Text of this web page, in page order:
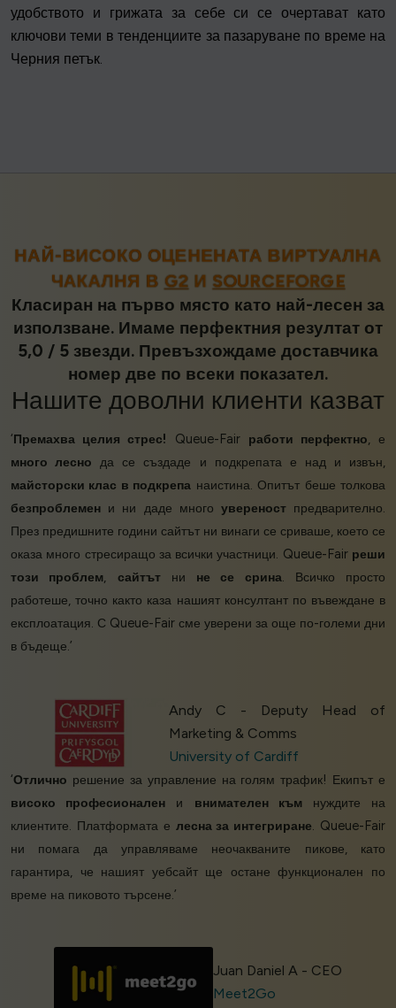
удобството и грижата за себе си се очертават като
ключови теми в тенденциите за пазаруване по време на
Черния петък.
НАЙ-ВИСОКО ОЦЕНЕНАТА ВИРТУАЛНА
ЧАКАЛНЯ В G2 И SOURCEFORGE
Класиран на първо място като най-лесен за
използване. Имаме перфектния резултат от
5,0 / 5 звезди. Превъзхождаме доставчика
номер две по всеки показател.
Нашите доволни клиенти казват
‘Премахва целия стрес! Queue-Fair работи перфектно, е
много лесно да се създаде и подкрепата е над и извън,
майсторски клас в подкрепа наистина. Опитът беше толкова
безпроблемен и ни даде много увереностпредварително.
През предишните години сайтът ни винаги се сриваше, което се
оказа много стресиращо за всички участници. Queue-Fair реши
този проблем, сайтътни не се срина. Всичко просто
работеше, точно както каза нашият консултант по въвеждане в
експлоатация. С Queue-Fair сме уверени за още по-големи дни
в бъдеще.’
Andy C - Deputy Head of
Marketing & Comms
University of Cardiff
‘Отлично решение за управление на голям трафик! Екипът е
високо професионален и внимателен къмнуждите на
клиентите. Платформата е лесна за интегриране. Queue-Fair
ни помага да управляваме неочакваните пикове, като
гарантира, че нашият уебсайт ще остане функционален по
време на пиковото търсене.’
Juan Daniel A - CEO
Meet2Go